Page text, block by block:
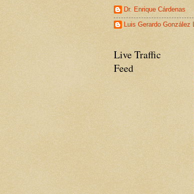
Dr. Enrique Cárdenas
Luis Gerardo González
Live Traffic
Feed